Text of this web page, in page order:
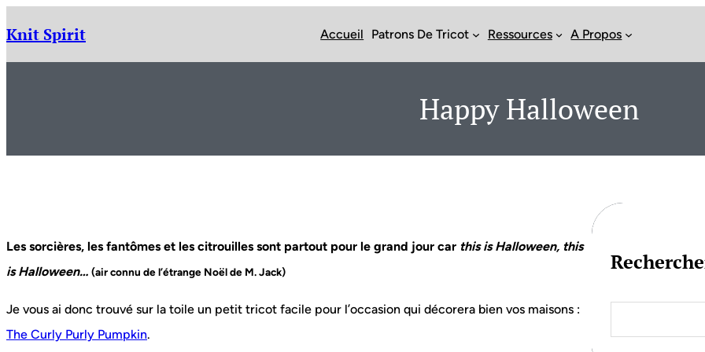
contenu
Knit Spirit Accueil Patrons De Tricot Ressources A Propos
Happy Halloween
Les sorcières, les fantômes et les citrouilles sont partout pour le grand jour car this is Halloween, this
is Halloween… (air connu de l’étrange Noël de M. Jack)
Je vous ai donc trouvé sur la toile un petit tricot facile pour l’occasion qui décorera bien vos maisons :
The Curly Purly Pumpkin.
a